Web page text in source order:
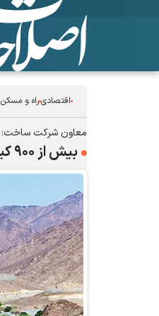
اقتصادیراه و مسکن
معاون شرکت ساخت:
بیش از ۹۰۰ کیلومتر راه و بزرگراه تا پایان سال تکمیل می‌شود